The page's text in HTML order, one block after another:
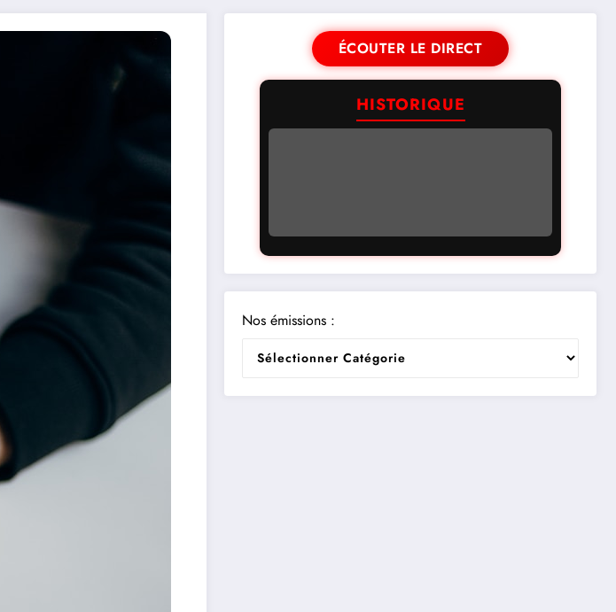
ÉCOUTER LE DIRECT
HISTORIQUE
Nos émissions :